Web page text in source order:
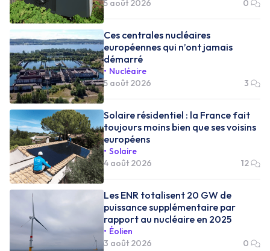
5 août 2026
0
Ces centrales nucléaires
européennes qui n’ont jamais
démarré
Nucléaire
5 août 2026
3
Solaire résidentiel : la France fait
toujours moins bien que ses voisins
européens
Solaire
4 août 2026
12
Les ENR totalisent 20 GW de
puissance supplémentaire par
rapport au nucléaire en 2025
Éolien
3 août 2026
0